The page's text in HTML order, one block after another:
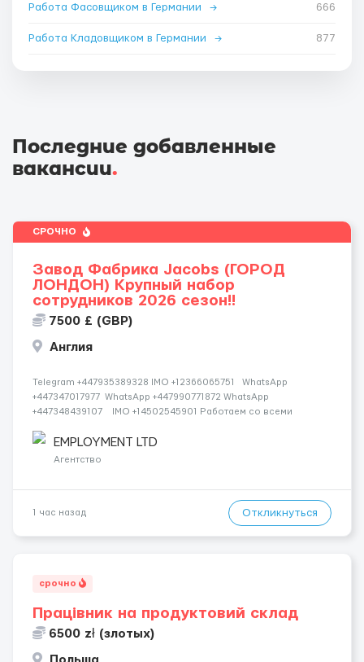
Работа Фасовщиком в Германии → 666
Работа Кладовщиком в Германии → 877
Последние добавленные
вакансии.
СРОЧНО
Завод Фабрика Jacobs (ГОРОД
ЛОНДОН) Крупный набор
сотрудников 2026 сезон!!
7500 £ (GBP)
Англия
Telegram +447935389328 IMO +12366065751 WhatsApp
+447347017977 WhatsApp +447990771872 WhatsApp
+447348439107 IMO +14502545901 Работаем со всеми
СДЕЛАЙ СКРИНШОТ! Telegram:@Vitali_Novikovs Telegram
@Vitali...
EMPLOYMENT LTD
Агентство
1 час назад Откликнуться
срочно
Працівник на продуктовий склад
6500 zł (злотых)